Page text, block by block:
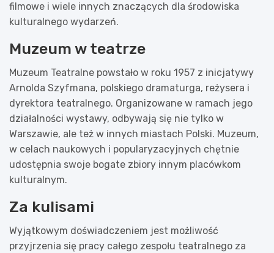
filmowe i wiele innych znaczących dla środowiska
kulturalnego wydarzeń.
Muzeum w teatrze
Muzeum Teatralne powstało w roku 1957 z inicjatywy
Arnolda Szyfmana, polskiego dramaturga, reżysera i
dyrektora teatralnego. Organizowane w ramach jego
działalności wystawy, odbywają się nie tylko w
Warszawie, ale też w innych miastach Polski. Muzeum,
w celach naukowych i popularyzacyjnych chętnie
udostępnia swoje bogate zbiory innym placówkom
kulturalnym.
Za kulisami
Wyjątkowym doświadczeniem jest możliwość
przyjrzenia się pracy całego zespołu teatralnego za